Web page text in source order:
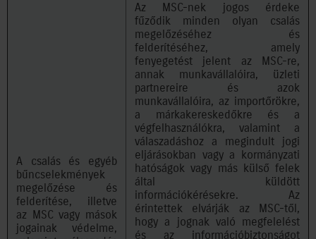
A csalás és egyéb
bűncselekmények
megelőzése és
felderítése, illetve
az MSC vagy mások
jogainak védelme,
Az MSC-nek jogos érdeke
fűződik minden olyan csalás
megelőzéséhez és
felderítéséhez, amely
fenyegetést jelent az MSC-re,
annak munkavállalóira, üzleti
partnereire és azok
munkavállalóira, az importőrökre,
a márkakereskedőkre és a
végfelhasználókra, valamint a
válaszadáshoz a megindult jogi
eljárásokban vagy a kormányzati
hatóságok vagy más külső felek
által küldött
információkérésekre. Az
érintettek elvárják az MSC-től,
hogy a jognak való megfelelést
és az információbiztonságot